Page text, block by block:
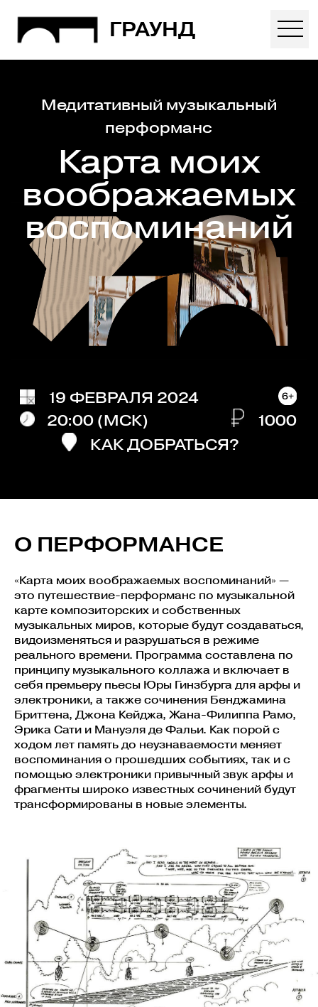
ГРАУНД
Карта моих
воображаемых
воспоминаний
КАК ДОБРАТЬСЯ?
1000
19 ФЕВРАЛЯ 2024
20:00 (МСК)
О ПЕРФОРМАНСЕ
«Карта моих воображаемых воспоминаний» —
это путешествие-перформанс по музыкальной
карте композиторских и собственных
музыкальных миров, которые будут создаваться,
видоизменяться и разрушаться в режиме
реального времени. Программа составлена по
принципу музыкального коллажа и включает в
себя премьеру пьесы Юры Гинзбурга для арфы и
электроники, а также сочинения Бенджамина
Бриттена, Джона Кейджа, Жана-Филиппа Рамо,
Эрика Сати и Мануэля де Фальи. Как порой с
ходом лет память до неузнаваемости меняет
воспоминания о прошедших событиях, так и с
помощью электроники привычный звук арфы и
фрагменты широко известных сочинений будут
трансформированы в новые элементы.